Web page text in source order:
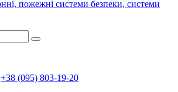
+38 (095) 803-19-20